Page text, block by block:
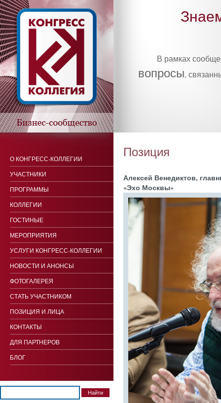
В рамках
вопросы,
Позиция
Алек­сей Ве­недик­тов,
«Эхо Мос­квы»
О КОНГРЕСС-КОЛЛЕГИИ
УЧАСТНИКИ
ПРОГРАММЫ
КОЛЛЕГИИ
ГОСТИНЫЕ
МЕРОПРИЯТИЯ
УСЛУГИ КОНГРЕСС-КОЛЛЕГИИ
НОВОСТИ И АНОНСЫ
ФОТОГАЛЕРЕЯ
СТАТЬ УЧАСТНИКОМ
ПОЗИЦИЯ И ЛИЦА
КОНТАКТЫ
ДЛЯ ПАРТНЕРОВ
БЛОГ